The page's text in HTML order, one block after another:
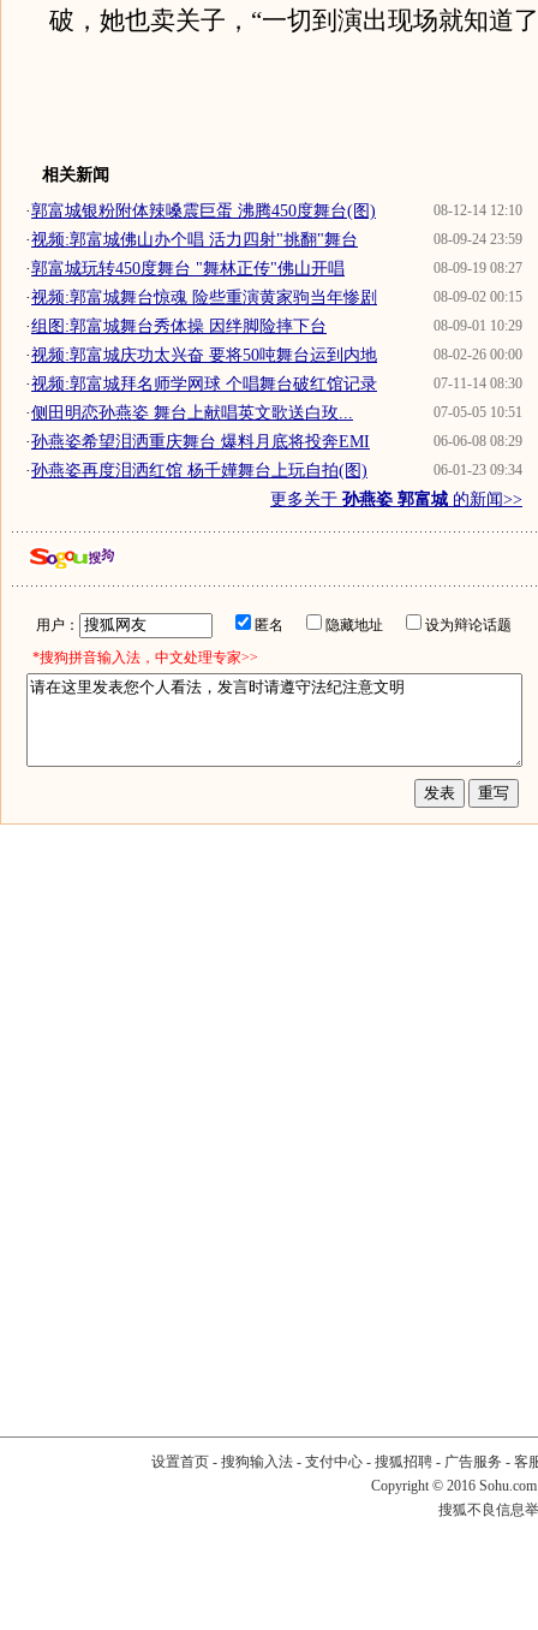
破，她也卖关子，“一切到演出现场就知道
相关新闻
08-12-14 12:10
·郭富城银粉附体辣嗓震巨蛋 沸腾450度舞台(图)
08-09-24 23:59
·视频:郭富城佛山办个唱 活力四射"挑翻"舞台
08-09-19 08:27
·郭富城玩转450度舞台 "舞林正传"佛山开唱
08-09-02 00:15
·视频:郭富城舞台惊魂 险些重演黄家驹当年惨剧
08-09-01 10:29
·组图:郭富城舞台秀体操 因绊脚险摔下台
08-02-26 00:00
·视频:郭富城庆功太兴奋 要将50吨舞台运到内地
07-11-14 08:30
·视频:郭富城拜名师学网球 个唱舞台破红馆记录
07-05-05 10:51
·侧田明恋孙燕姿 舞台上献唱英文歌送白玫...
06-06-08 08:29
·孙燕姿希望泪洒重庆舞台 爆料月底将投奔EMI
06-01-23 09:34
·孙燕姿再度泪洒红馆 杨千嬅舞台上玩自拍(图)
更多关于 孙燕姿 郭富城 的新闻>>
用户： 匿名 隐藏地址
设为辩论话题
*搜狗拼音输入法，中文处理专家>>
设置首页- 搜狗输入法- 支付中心- 搜狐招聘- 广告服务 - 客
Copyright © 2016
搜狐不良信息